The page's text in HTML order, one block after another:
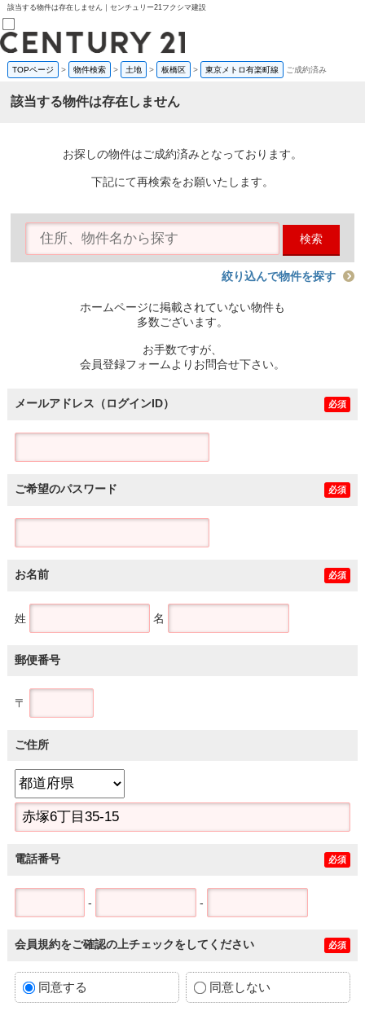
該当する物件は存在しません｜センチュリー21フクシマ建設
売買部
0120-800-844
賃貸部
会員メニュー
物件を探す
購入TOP
条件から探す
住宅ローン控除シミュレータ
TOPページ > 物件検索 > 土地 > 板橋区 > 東京メトロ有楽町線 ご成約済み
該当する物件は存在しません
お探しの物件はご成約済みとなっております。
下記にて再検索をお願いたします。
検索
絞り込んで物件を探す
ホームページに掲載されていない物件も
多数ございます。
お手数ですが、
会員登録フォームよりお問合せ下さい。
メールアドレス（ログインID） 必須
ご希望のパスワード 必須
お名前 必須
姓 名
郵便番号
〒
ご住所
電話番号 必須
- -
会員規約をご確認の上チェックをしてください 必須
同意する 同意しない